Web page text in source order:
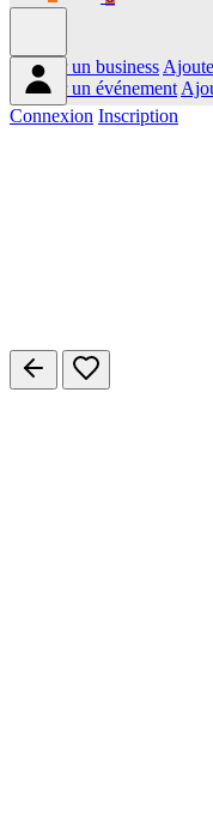
Ajouter un business
Ajouter un événement
Connexion Inscription